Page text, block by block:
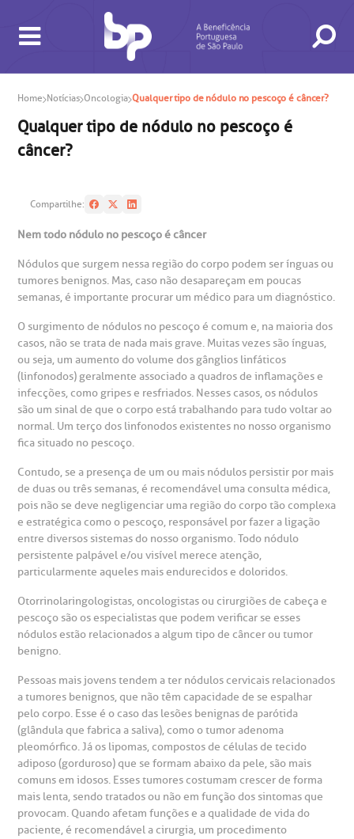
BUSCA
CONSULTAS E EXAMES
in antecipado
de exames
de Exames
ATENDIMENTO 24H
SAC
A BP conta com você para melhorar sempre a qualidade do
atendimento e dos serviços prestados.
A Ouvidoria e SAC são canais para você, cliente da BP, tirar
suas dúvidas, registrar suas reclamações ou fazer elogios
relacionados ao nosso atendimento e aos nossos serviços.
Horário de atendimento: 2ª a 6ª feira das 7h às 18h
(11)3505-1000
ouvidoria@bp.org.br
Fale Conosco
CONHEÇA AS UNIDADES
Hospital BP
Saiba mais
Endereço:
Rua Maestro Cardim, 769
São Paulo - SP
BP Mirante
Saiba mais
INSTITUCIONAL
do médico
de conduta
Financeiras
social da BP
social
a BP
NOSSOS SERVIÇOS
Telemedicina BP
Centro de Doenças Autoimunes
INFORMAÇÕES ÚTEIS
de atendimento
de Infarto SUS
de Visita
socorro
de orçamento particular
de veracidade de atestado
atendimento
Cirurgia
ESPECIALIDADES
de Excelência em Neurologia e
de Excelência em Ortopedia
especialidades
Home Notícias Oncologia Qualquer tipo de nódulo no pescoço é câncer?
Qualquer tipo de nódulo no pescoço é
câncer?
Compartilhe:
Nem todo nódulo no pescoço é câncer
Nódulos que surgem nessa região do corpo podem ser ínguas ou
tumores benignos. Mas, caso não desapareçam em poucas
semanas, é importante procurar um médico para um diagnóstico.
O surgimento de nódulos no pescoço é comum e, na maioria dos
casos, não se trata de nada mais grave. Muitas vezes são ínguas,
ou seja, um aumento do volume dos gânglios linfáticos
(linfonodos) geralmente associado a quadros de inflamações e
infecções, como gripes e resfriados. Nesses casos, os nódulos
são um sinal de que o corpo está trabalhando para tudo voltar ao
normal. Um terço dos linfonodos existentes no nosso organismo
fica situado no pescoço.
Contudo, se a presença de um ou mais nódulos persistir por mais
de duas ou três semanas, é recomendável uma consulta médica,
pois não se deve negligenciar uma região do corpo tão complexa
e estratégica como o pescoço, responsável por fazer a ligação
entre diversos sistemas do nosso organismo. Todo nódulo
persistente palpável e/ou visível merece atenção,
particularmente aqueles mais endurecidos e doloridos.
Otorrinolaringologistas, oncologistas ou cirurgiões de cabeça e
pescoço são os especialistas que podem verificar se esses
nódulos estão relacionados a algum tipo de câncer ou tumor
benigno.
Pessoas mais jovens tendem a ter nódulos cervicais relacionados
a tumores benignos, que não têm capacidade de se espalhar
pelo corpo. Esse é o caso das lesões benignas de parótida
(glândula que fabrica a saliva), como o tumor adenoma
pleomórfico. Já os lipomas, compostos de células de tecido
adiposo (gorduroso) que se formam abaixo da pele, são mais
comuns em idosos. Esses tumores costumam crescer de forma
mais lenta, sendo tratados ou não em função dos sintomas que
provocam. Quando afetam funções e a qualidade de vida do
paciente, é recomendável a cirurgia, um procedimento